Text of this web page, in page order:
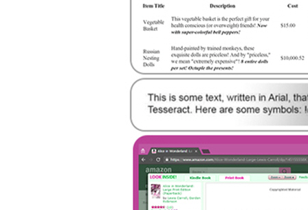
__14.2.2 쿠키 처리
__14.2.3 타이밍이 가장 중요합니다
14.3 널리 쓰이는 폼 보안 기능
__14.3.1 숨긴 필드 값
__14.3.2 허니팟 피하기
14.4 사람처럼 보이기 위한 체크리스트
CHAPTER 15 스크레이퍼로 웹사이트 테스트하기
15.1 테스트 입문
__15.1.1 단위 테스트란?
15.2 파이썬 unittest
__15.2.1 위키백과 테스트